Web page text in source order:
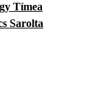
Tímea
Sarolta